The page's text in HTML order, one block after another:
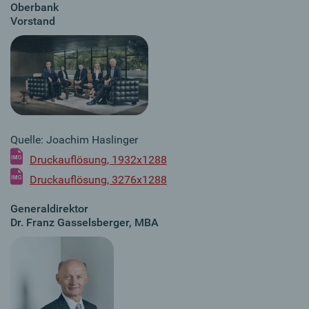
Oberbank
Vorstand
Quelle: Joachim Haslinger
Druckauflösung, 1932x1288
Druckauflösung, 3276x1288
Generaldirektor
Dr. Franz Gasselsberger, MBA